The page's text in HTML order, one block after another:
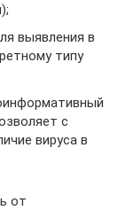
выявления в
типу
с
вируса в
от